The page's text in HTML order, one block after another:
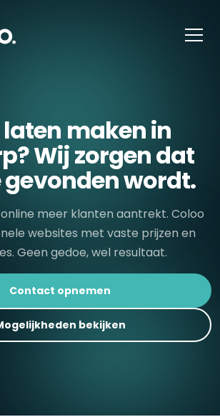
maken in
Wij zorgen dat
gevonden wordt.
meer klanten aantrekt. Coloo
websites met vaste prijzen en
Geen gedoe, wel resultaat.
Contact opnemen
bekijken